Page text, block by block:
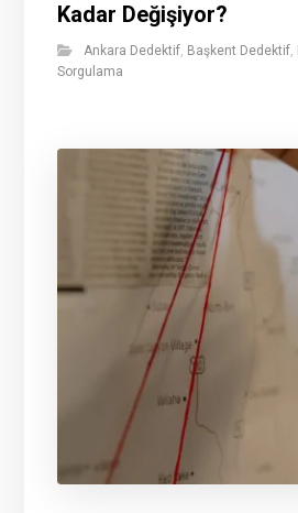
Kadar Değişiyor?
Ankara Dedektif, Başkent Dedektif,
Sorgulama